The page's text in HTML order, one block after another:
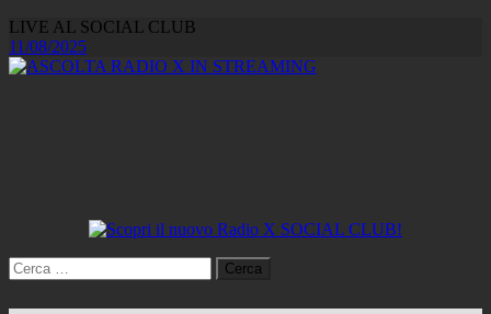
LIVE AL SOCIAL CLUB
11/08/2025
Ricerca
per: